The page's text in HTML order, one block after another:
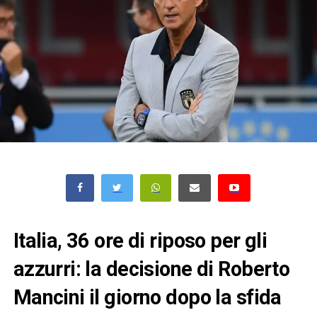
Italia, 36 ore di riposo per gli
azzurri: la decisione di Roberto
Mancini il giorno dopo la sfida